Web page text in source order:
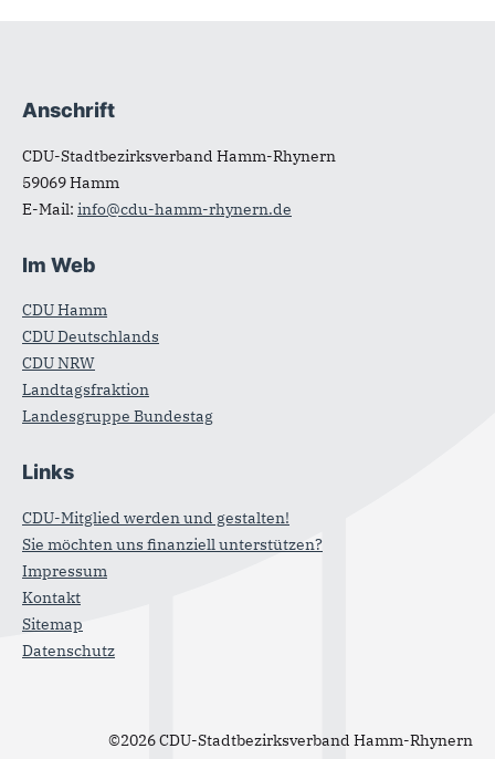
Fußbereich
Anschrift
CDU-Stadtbezirksverband Hamm-Rhynern
59069Hamm
E-Mail: info@cdu-hamm-rhynern.de
Im Web
CDU Hamm
CDU Deutschlands
CDU NRW
Landtagsfraktion
Landesgruppe Bundestag
Links
CDU-Mitglied werden und gestalten!
Sie möchten uns finanziell unterstützen?
Impressum
Kontakt
Sitemap
Datenschutz
©2026 CDU-Stadtbezirksverband Hamm-Rhynern